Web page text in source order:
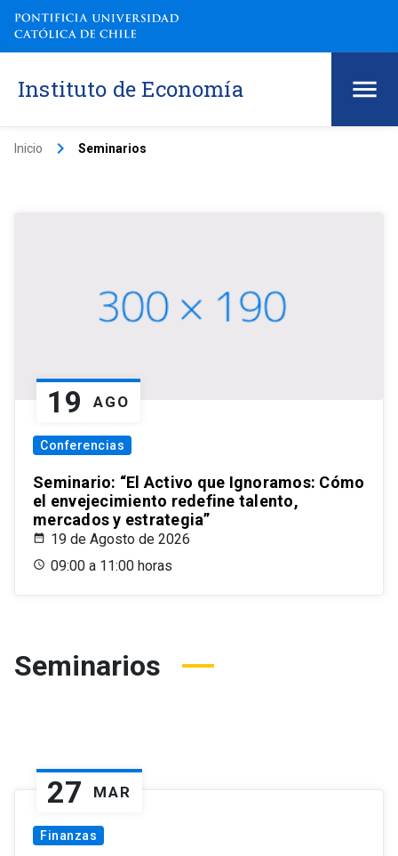
Instituto de Economía
Inicio keyboard_arrow_right Seminarios
19 AGO
Conferencias
Seminario: “El Activo que Ignoramos: Cómo
el envejecimiento redefine talento,
mercados y estrategia”
19 de Agosto de 2026
09:00 a 11:00 horas
Seminarios
27 MAR
Finanzas